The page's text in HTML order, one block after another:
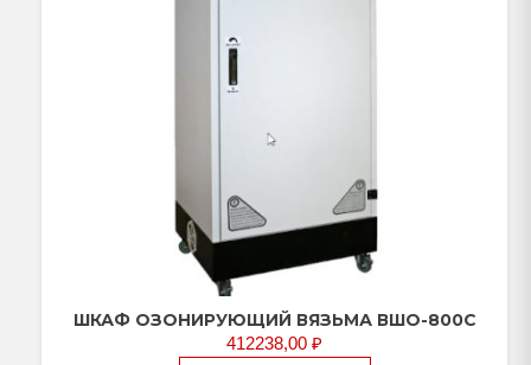
ШКАФ ОЗОНИРУЮЩИЙ ВЯЗЬМА ВШО-800С
412238,00 ₽